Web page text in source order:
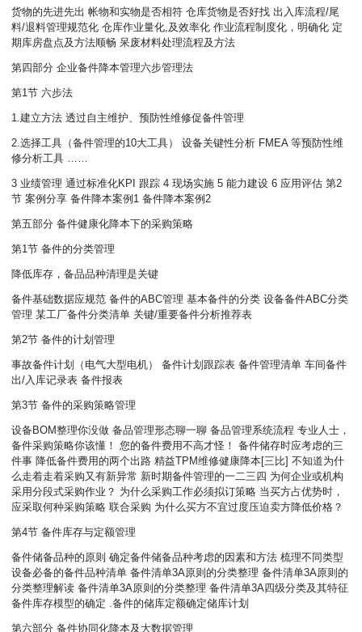
货物的先进先出 帐物和实物是否相符 仓库货物是否好找 出入库流程/尾
料/退料管理规范化 仓库作业量化,及效率化 作业流程制度化，明确化 定
期库房盘点及方法顺畅 呆废材料处理流程及方法
第四部分 企业备件降本管理六步管理法
第1节 六步法
1.建立方法 透过自主维护、预防性维修促备件管理
2.选择工具（备件管理的10大工具） 设备关键性分析 FMEA 等预防性维
修分析工具 ……
3 业绩管理 通过标准化KPI 跟踪 4 现场实施 5 能力建设 6 应用评估 第2
节 案例分享 备件降本案例1 备件降本案例2
第五部分 备件健康化降本下的采购策略
第1节 备件的分类管理
降低库存，备品品种清理是关键
备件基础数据应规范 备件的ABC管理 基本备件的分类 设备备件ABC分类
管理 某工厂备件分类清单 关键/重要备件分析推荐表
第2节 备件的计划管理
事故备件计划（电气大型电机） 备件计划跟踪表 备件管理清单 车间备件
出/入库记录表 备件报表
第3节 备件的采购策略管理
设备BOM整理你没做 备品管理形态聊一聊 备品管理系统流程 专业人士，
备件采购策略你该懂！ 您的备件费用不高才怪！ 备件储存时应考虑的三
件事 降低备件费用的两个出路 精益TPM维修健康降本[三比] 不知道为什
么走着走着采购又有新异常 新时期备件管理的一二三四 为何企业或机构
采用分段式采购作业？ 为什么采购工作必须拟订策略 当买方占优势时，
应采取何种采购策略 联合采购 为什么买方不宜过度压迫卖方降低价格？
第4节 备件库存与定额管理
备件储备品种的原则 确定备件储备品种考虑的因素和方法 梳理不同类型
设备必备的备件品种清单 备件清单3A原则的分类整理 备件清单3A原则的
分类整理解读 备件清单3A原则的分类整理 备件清单3A四级分类及其特征
备件库存模型的确定 .备件的储库定额确定储库计划
第六部分 备件协同化降本及大数据管理